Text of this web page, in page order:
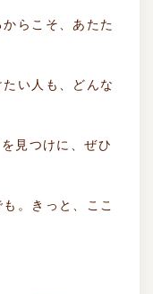
らこそ、あたた
い人も、どんな
見つけに、ぜひ
。きっと、ここ